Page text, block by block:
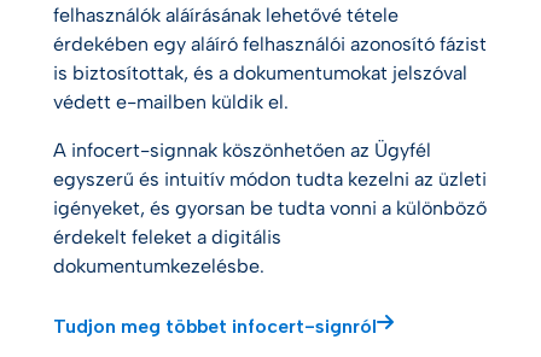
felhasználók aláírásának lehetővé tétele
érdekében egy aláíró felhasználói azonosító fázist
is biztosítottak, és a dokumentumokat jelszóval
védett e-mailben küldik el.
A infocert-signnak köszönhetően az Ügyfél
egyszerű és intuitív módon tudta kezelni az üzleti
igényeket, és gyorsan be tudta vonni a különböző
érdekelt feleket a digitális
dokumentumkezelésbe.
Tudjon meg többet infocert-signról